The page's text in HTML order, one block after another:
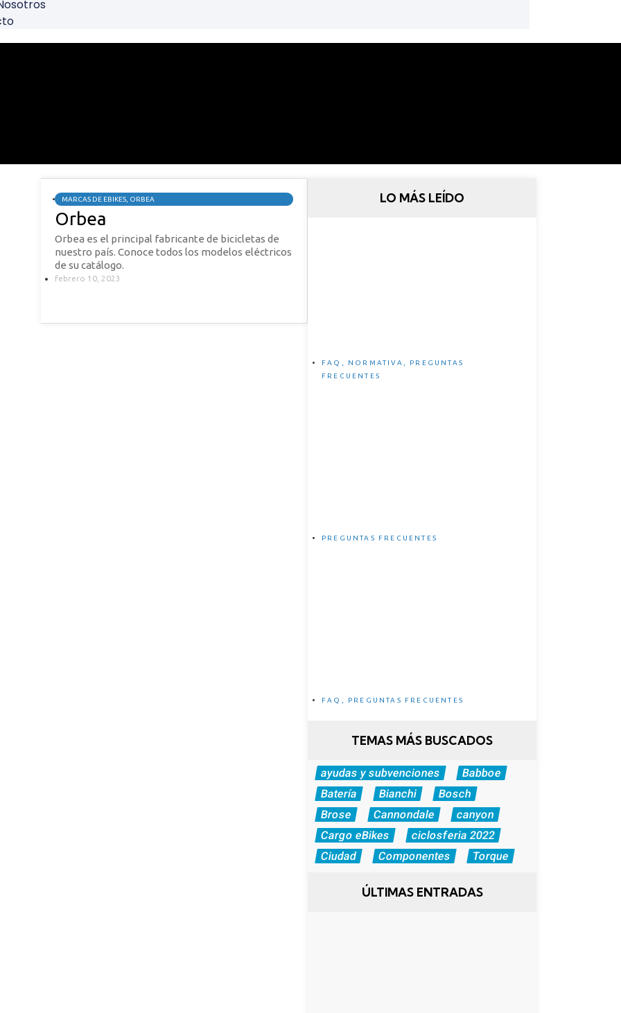
MARCAS DE EBIKES ORBEA
Orbea
Orbea es el principal fabricante de bicicletas de
nuestro país. Conoce todos los modelos eléctricos
de su catálogo.
febrero 10, 2023
LO MÁS LEÍDO
FAQ NORMATIVA
PREGUNTAS
FRECUENTES
PREGUNTAS FRECUENTES
FAQ PREGUNTAS FRECUENTES
TEMAS MÁS BUSCADOS
ayudas y subvenciones
Babboe
Batería
Bianchi
Bosch
Brose
Cannondale
canyon
Cargo eBikes
ciclosferia 2022
Ciudad
Componentes Torque
ÚLTIMAS ENTRADAS